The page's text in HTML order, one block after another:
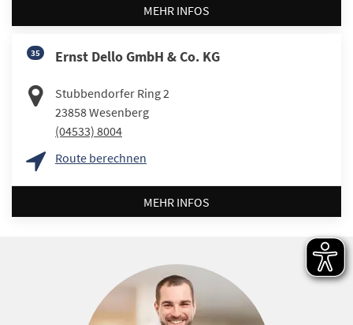
MEHR INFOS
35 Ernst Dello GmbH & Co. KG
Stubbendorfer Ring 2
23858Wesenberg
(04533) 8004
Route berechnen
MEHR INFOS